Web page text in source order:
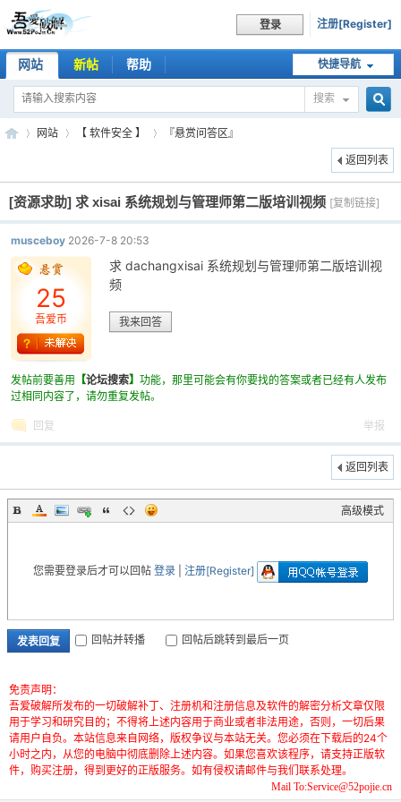
登录 注册[Register]
快捷导航
网站 新帖 帮助
搜索
索
吾
爱
解
»
网站
›
【 软件安全 】
›
『悬赏问答区』
返回列表
[资源求助] 求 xisai 系统规划与管理师第二版培训视频 [复制链接]
musceboy 2026-7-8 20:53
25
吾爱币
求 dachangxisai 系统规划与管理师第二版培训视
频
我来回答
发帖前要善用 【论坛搜索】 功能，那里可能会有你要找的答案或者已经有人发布
过相同内容了，请勿重复发帖。
回复 举报
返回列表
高级模式
您需要登录后才可以回帖 登录 注册[Register]
发表回复 回帖并转播 回帖后跳转到最后一页
免责声明：
吾爱破解所发布的一切破解补丁、注册机和注册信息及软件的解密分析文章仅限
用于学习和研究目的；不得将上述内容用于商业或者非法用途，否则，一切后果
请用户自负。本站信息来自网络，版权争议与本站无关。您必须在下载后的24个
小时之内，从您的电脑中彻底删除上述内容。如果您喜欢该程序，请支持正版软
件，购买注册，得到更好的正版服务。如有侵权请邮件与我们联系处理。
Mail To:Service@52pojie.cn